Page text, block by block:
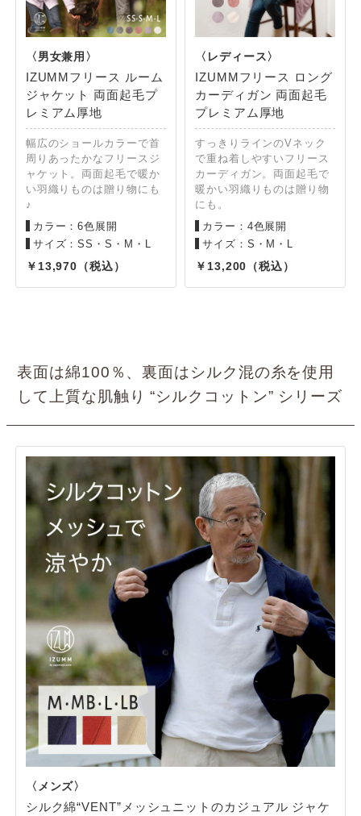
IZUMMフリース ルーム
ジャケット 両面起毛プ
レミアム厚地
幅広のショールカラーで首
周りあったかなフリースジ
ャケット。両面起毛で暖か
い羽織りものは贈り物にも
♪
カラー：6色展開
サイズ：SS・S・M・L
13,970
IZUMMフリース ロング
カーディガン 両面起毛
プレミアム厚地
すっきりラインのVネック
で重ね着しやすいフリース
カーディガン。両面起毛で
暖かい羽織りものは贈り物
にも。
カラー：4色展開
サイズ：S・M・L
13,200
表面は綿100％、裏面はシルク混の糸を使用
して上質な肌触り “シルクコットン” シリーズ
シルク綿“VENT”メッシュニットのカジュアル ジャケ